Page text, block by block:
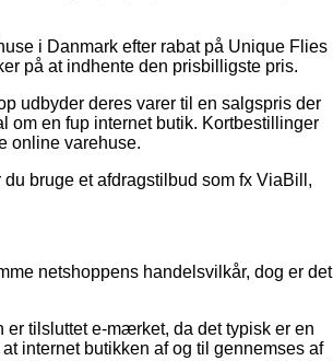
i Danmark efter rabat på Unique Flies
på at indhente den prisbilligste pris.
udbyder deres varer til en salgspris der
om en fup internet butik. Kortbestillinger
online varehuse.
bruge et afdragstilbud som fx ViaBill,
netshoppens handelsvilkår, dog er det
tilsluttet e-mærket, da det typisk er en
internet butikken af og til gennemses af